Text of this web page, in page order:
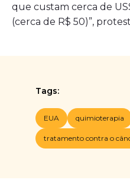
que custam cerca de
(cerca de R$ 50)”,
Tags:
EUA quimioterapia
tratamento contra o